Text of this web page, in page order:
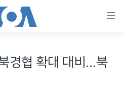
경협 확대 대비...북